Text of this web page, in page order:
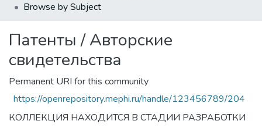
Browse by Subject
Патенты / Авторские
свидетельства
Permanent URI for this community
https://openrepository.mephi.ru/handle/123456789/204
КОЛЛЕКЦИЯ НАХОДИТСЯ В СТАДИИ РАЗРАБОТКИ